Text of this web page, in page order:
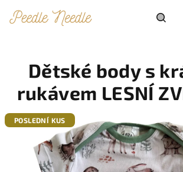
Dětské body s
rukávem LESNÍ
POSLEDNÍ KUS